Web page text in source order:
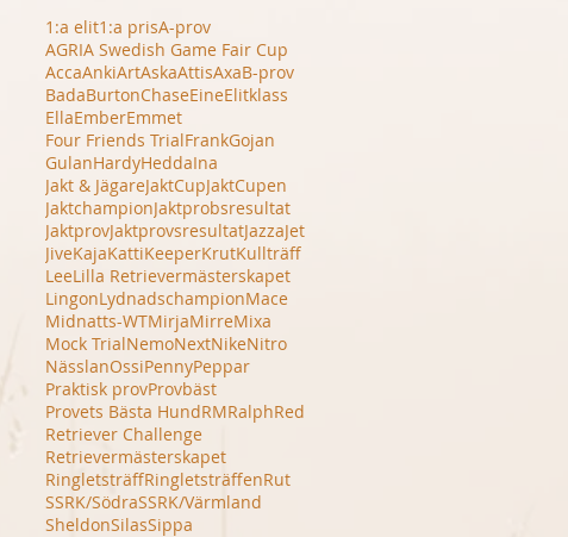
1:a elit1:a prisA-prov
AGRIA Swedish Game Fair Cup
AccaAnkiArtAskaAttisAxaB-prov
BadaBurtonChaseEineElitklass
EllaEmberEmmet
Four Friends TrialFrankGojan
GulanHardyHeddaIna
Jakt & JägareJaktCupJaktCupen
JaktchampionJaktprobsresultat
JaktprovJaktprovsresultatJazzaJet
JiveKajaKattiKeeperKrutKullträff
LeeLilla Retrievermästerskapet
LingonLydnadschampionMace
Midnatts-WTMirjaMirreMixa
Mock TrialNemoNextNikeNitro
NässlanOssiPennyPeppar
Praktisk provProvbäst
Provets Bästa HundRMRalphRed
Retriever Challenge
Retrievermästerskapet
RingletsträffRingletsträffenRut
SSRK/SödraSSRK/Värmland
SheldonSilasSippa